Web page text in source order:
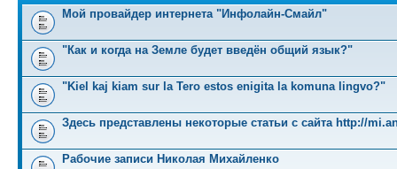
Мой провайдер интернета "Инфолайн-Смайл"
"Как и когда на Земле будет введён общий язык?"
"Kiel kaj kiam sur la Tero estos enigita la komuna lingvo?"
Здесь представлены некоторые статьи с сайта http://
Рабочие записи Николая Михайленко